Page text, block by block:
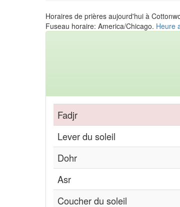
Horaires de prières aujourd'hui à
Fuseau horaire: America/Chicago. Heure
Fadjr
Lever du soleil
Dohr
Asr
Coucher du soleil